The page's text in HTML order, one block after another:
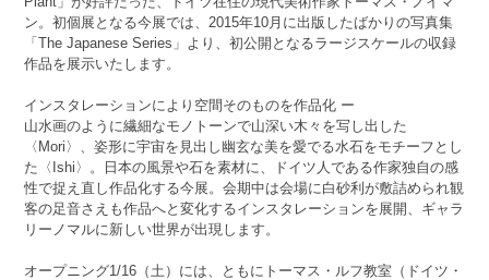
ン。初個展となる今展では、2015年10月に出版したばかりの写真集
「The Japanese Series」より、初公開となるラージスケールの収録
作品を展示いたします。
インスタレーションにより空間そのものを作品化 ー
山水画のように繊細なモノトーンで山深い木々を写し出した
〈Mori〉、姿形に宇宙を見出し幽玄な美を愛でる水石をモチーフとし
た〈Ishi〉。日本の風景や石を素材に、ドイツ人である作家独自の感
性で捉え直し作品化する今展。会期中は会場に白砂利が敷詰められ観
客の足音さえも作品へと変化するインスタレーションを展開、ギャラ
リーノマルに新しい世界が出現します。
オープニング1/16（土）には、ともにトーマス・ルフ教室（ドイツ・